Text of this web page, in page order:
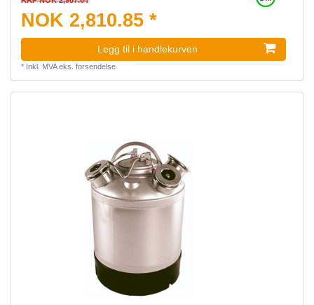
NOK 2,810.85 *
Legg til i handlekurven
* Inkl. MVAeks. forsendelse